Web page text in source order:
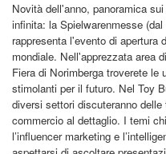
Novità dell'anno, panoramica
infinita: la Spielwarenmesse
rappresenta l'evento di apertura
mondiale. Nell'apprezzata area
Fiera di Norimberga troverete
stimolanti per il futuro. Nel Toy
diversi settori discuteranno
commercio al dettaglio. I temi
l’influencer marketing e